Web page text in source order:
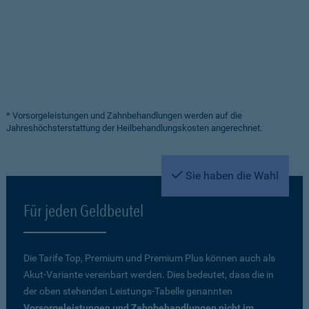
* Vorsorgeleistungen und Zahnbehandlungen werden auf die
Jahreshöchsterstattung der Heilbehandlungskosten angerechnet.
Sie haben die Wahl
Für jeden Geldbeutel
Die Tarife Top, Premium und Premium Plus können auch als
Akut-Variante vereinbart werden. Dies bedeutet, dass die in
der oben stehenden Leistungs-Tabelle genannten